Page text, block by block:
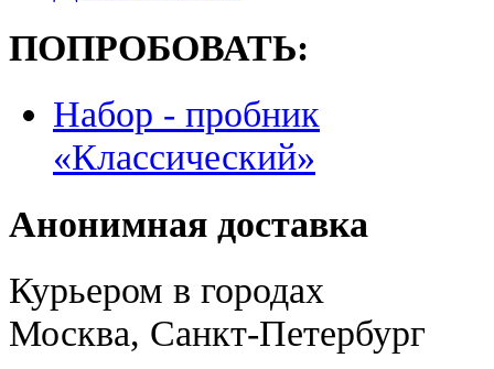
ПОПРОБОВАТЬ:
Набор - пробник
«Классический»
Анонимная доставка
Курьером в городах
Москва, Санкт-Петербург